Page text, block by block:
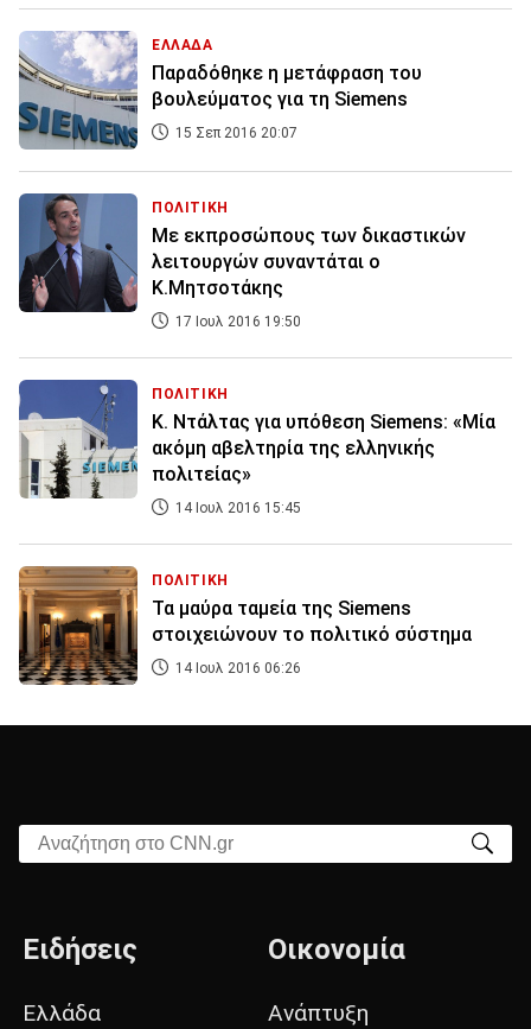
ΕΛΛΑΔΑ
Παραδόθηκε η μετάφραση του
βουλεύματος για τη Siemens
15 Σεπ 2016 20:07
ΠΟΛΙΤΙΚΗ
Με εκπροσώπους των δικαστικών
λειτουργών συναντάται ο
Κ.Μητσοτάκης
17 Ιουλ 2016 19:50
ΠΟΛΙΤΙΚΗ
Κ. Ντάλτας για υπόθεση Siemens: «Μία
ακόμη αβελτηρία της ελληνικής
πολιτείας»
14 Ιουλ 2016 15:45
ΠΟΛΙΤΙΚΗ
Τα μαύρα ταμεία της Siemens
στοιχειώνουν το πολιτικό σύστημα
14 Ιουλ 2016 06:26
Αναζήτηση στο CNN.gr
Ειδήσεις
Ελλάδα
Οικονομία
Ανάπτυξη